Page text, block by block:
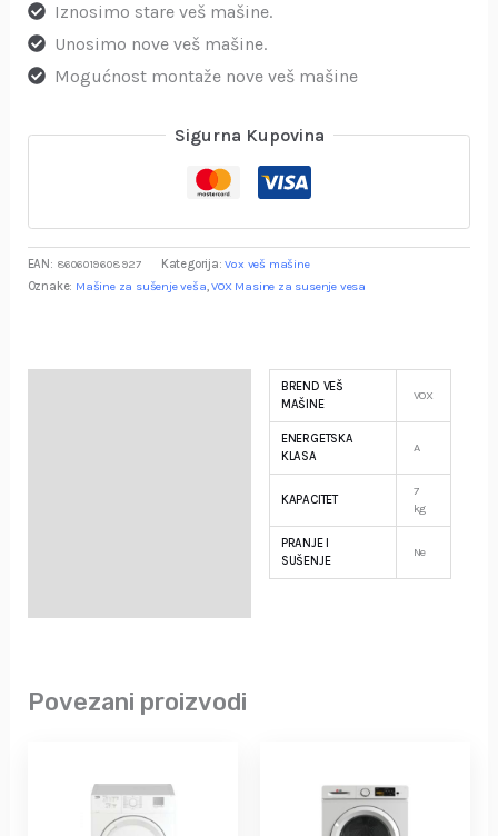
Iznosimo stare veš mašine.
Unosimo nove veš mašine.
Mogućnost montaže nove veš mašine
Sigurna Kupovina
EAN: 8606019608927 Kategorija:Vox veš mašine
Oznake: Mašine za sušenje veša,VOX Masine za susenje vesa
BREND VEŠ
MAŠINE
VOX
ENERGETSKA
KLASA
A
KAPACITET
7
kg
PRANJE I
SUŠENJE
Ne
Povezani proizvodi